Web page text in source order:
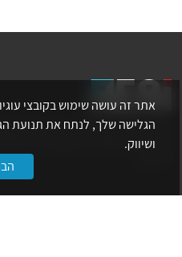
אתר לשכת המהנדסים, האדריכלים
מרכז את הפעילויות המקצועיות,
הגלישה שלך, לנתח את תנועת
ושיווק.